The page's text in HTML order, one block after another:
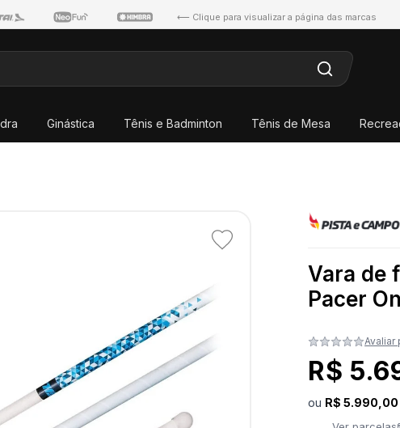
⟵ Clique para visualizar a página das marcas
Ginástica Tênis e Badminton Tênis de Mesa
Adicionar
Vara de
Pacer
Avaliar
R$
ou R$ 5.990,00